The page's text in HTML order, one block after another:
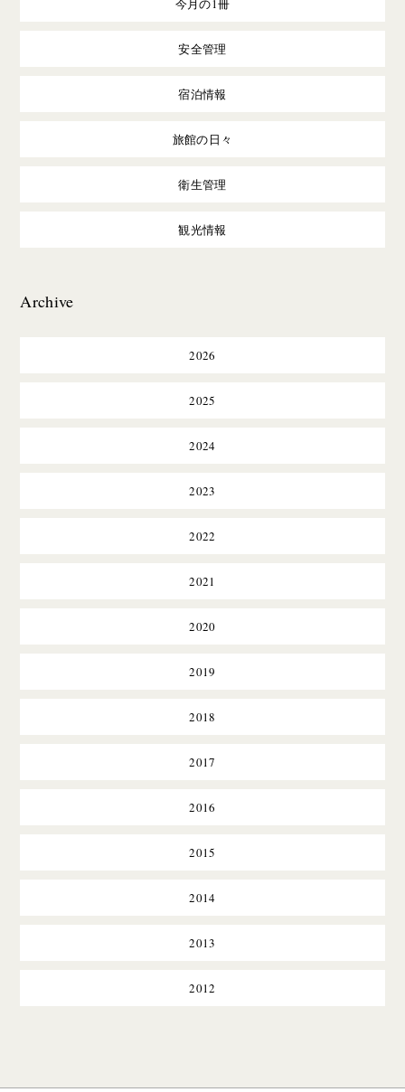
今月の1冊
安全管理
宿泊情報
旅館の日々
衛生管理
観光情報
Archive
2026
2025
2024
2023
2022
2021
2020
2019
2018
2017
2016
2015
2014
2013
2012